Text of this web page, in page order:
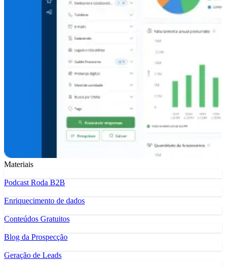
Materiais
Podcast Roda B2B
Enriquecimento de dados
Conteúdos Gratuitos
Blog da Prospecção
Geração de Leads